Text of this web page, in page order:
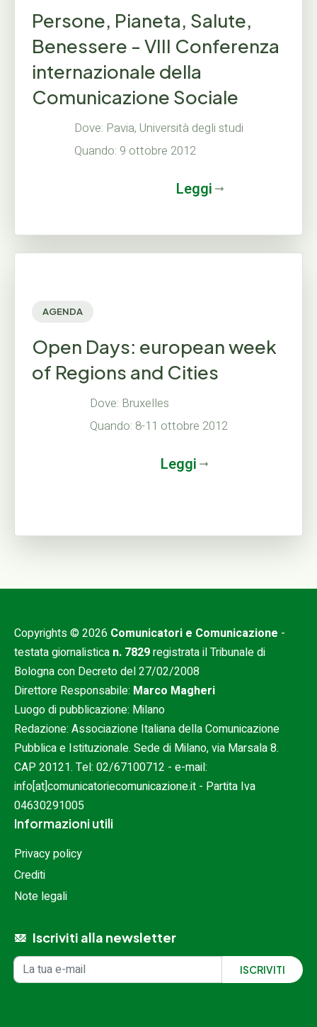
Persone, Pianeta, Salute,
Benessere - VIII Conferenza
internazionale della
Comunicazione Sociale
Dove: Pavia, Università degli studi
Quando: 9 ottobre 2012
Leggi
AGENDA
Open Days: european week
of Regions and Cities
Dove: Bruxelles
Quando: 8-11 ottobre 2012
Leggi
Copyrights © 2026 Comunicatori e Comunicazione -
testata giornalistica n. 7829registrata il Tribunale di
Bologna con Decreto del 27/02/2008
Direttore Responsabile: Marco Magheri
Luogo di pubblicazione: Milano
Redazione: Associazione Italiana della Comunicazione
Pubblica e Istituzionale. Sede di Milano, via Marsala 8.
CAP 20121. Tel: 02/67100712 - e-mail:
info[at]comunicatoriecomunicazione.it - Partita Iva
04630291005
Informazioni utili
Privacy policy
Crediti
Note legali
Iscriviti alla newsletter
Iscrizione alla newsletter
Indirizzo email ISCRIVITI